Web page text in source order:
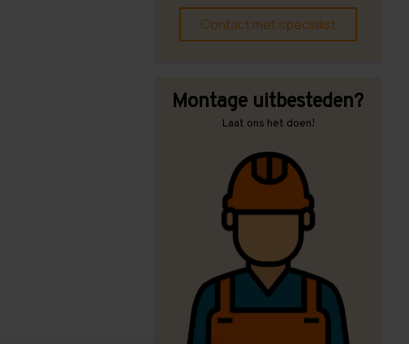
Contact met specialist
Montage uitbesteden?
Laat ons het doen!